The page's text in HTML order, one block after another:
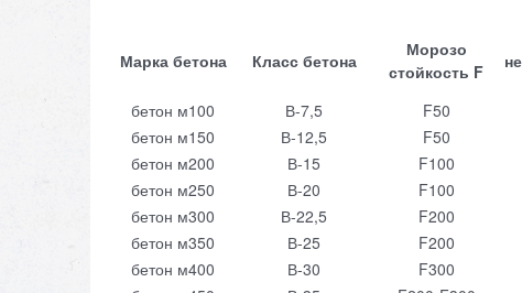
Марка бетона Класс бетона
Морозо
стойкость F
бетон м100
В-7,5 F50
бетон м150
В-12,5 F50
бетон м200
В-15 F100
бетон м250
В-20 F100
бетон м300
В-22,5 F200
бетон м350
В-25 F200
бетон м400
В-30 F300